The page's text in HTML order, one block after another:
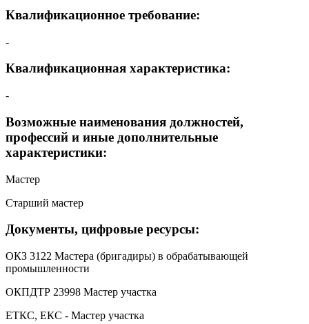
Квалификационное требование:
-
Квалификационная характеристика:
-
Возможные наименования должностей,
профессий и иные дополнительные
характеристики:
Мастер
Старший мастер
Документы, цифровые ресурсы:
ОКЗ 3122 Мастера (бригадиры) в обрабатывающей
промышленности
ОКПДТР 23998 Мастер участка
ЕТКС, ЕКС - Мастер участка